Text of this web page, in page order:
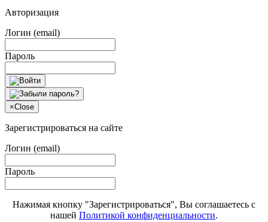
Авторизация
Логин (email)
Пароль
×Close
Зарегистрироваться на сайте
Логин (email)
Пароль
Нажимая кнопку "Зарегистрироваться", Вы соглашаетесь с
нашей Политикой конфиденциальности.